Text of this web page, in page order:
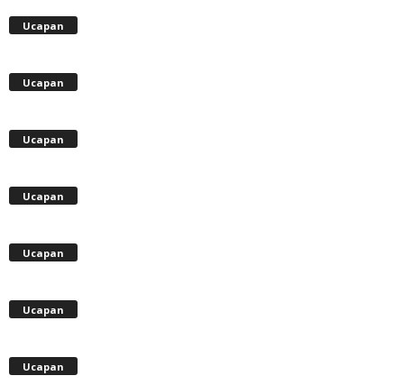
Ucapan
Ucapan
Ucapan
Ucapan
Ucapan
Ucapan
Ucapan